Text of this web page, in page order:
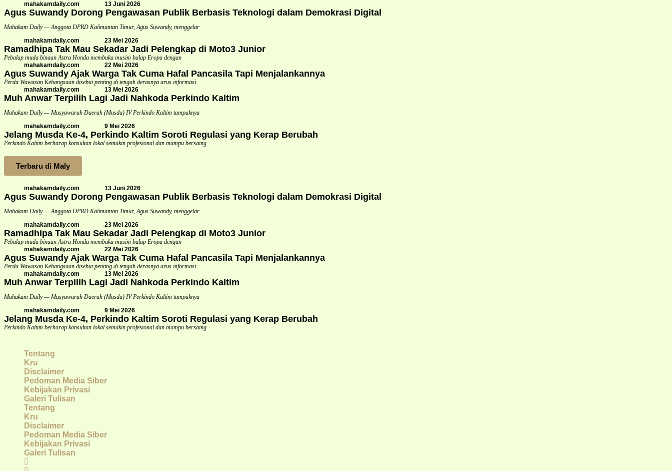
mahakamdaily.com 13 Juni 2026
Agus Suwandy Dorong Pengawasan Publik Berbasis Teknologi dalam Demokrasi Digital
Mahakam Daily — Anggota DPRD Kalimantan Timur, Agus Suwandy, menggelar
mahakamdaily.com
23 Mei 2026
Ramadhipa Tak Mau Sekadar Jadi Pelengkap di Moto3 Junior
Pebalap muda binaan Astra Honda membuka musim balap Eropa dengan
mahakamdaily.com
22 Mei 2026
Agus Suwandy Ajak Warga Tak Cuma Hafal Pancasila Tapi Menjalankannya
Perda Wawasan Kebangsaan disebut penting di tengah derasnya arus informasi
mahakamdaily.com
13 Mei 2026
Muh Anwar Terpilih Lagi Jadi Nahkoda Perkindo Kaltim
Mahakam Daily — Musyawarah Daerah (Musda) IV Perkindo Kaltim tampaknya
mahakamdaily.com
9 Mei 2026
Jelang Musda Ke-4, Perkindo Kaltim Soroti Regulasi yang Kerap Berubah
Perkindo Kaltim berharap konsultan lokal semakin profesional dan mampu bersaing
Terbaru di Maly
mahakamdaily.com 13 Juni 2026
Agus Suwandy Dorong Pengawasan Publik Berbasis Teknologi dalam Demokrasi Digital
Mahakam Daily — Anggota DPRD Kalimantan Timur, Agus Suwandy, menggelar
mahakamdaily.com
23 Mei 2026
Ramadhipa Tak Mau Sekadar Jadi Pelengkap di Moto3 Junior
Pebalap muda binaan Astra Honda membuka musim balap Eropa dengan
mahakamdaily.com
22 Mei 2026
Agus Suwandy Ajak Warga Tak Cuma Hafal Pancasila Tapi Menjalankannya
Perda Wawasan Kebangsaan disebut penting di tengah derasnya arus informasi
mahakamdaily.com
13 Mei 2026
Muh Anwar Terpilih Lagi Jadi Nahkoda Perkindo Kaltim
Mahakam Daily — Musyawarah Daerah (Musda) IV Perkindo Kaltim tampaknya
mahakamdaily.com
9 Mei 2026
Jelang Musda Ke-4, Perkindo Kaltim Soroti Regulasi yang Kerap Berubah
Perkindo Kaltim berharap konsultan lokal semakin profesional dan mampu bersaing
Tentang
Kru
Disclaimer
Pedoman Media Siber
Kebijakan Privasi
Galeri Tulisan
Tentang
Kru
Disclaimer
Pedoman Media Siber
Kebijakan Privasi
Galeri Tulisan